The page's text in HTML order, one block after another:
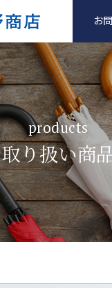
お
products
取り扱い商